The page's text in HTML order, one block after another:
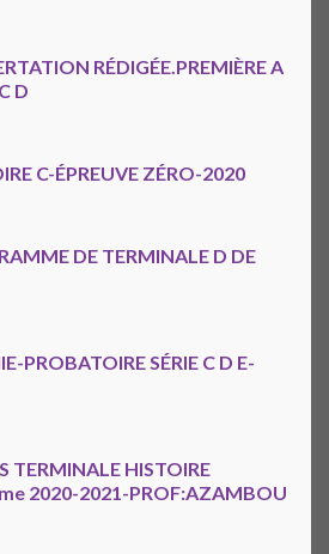
RÉDIGÉE.PREMIÈRE A
D
C-ÉPREUVE ZÉRO-2020
DE TERMINALE D DE
PROBATOIRE SÉRIE C D E-
TERMINALE HISTOIRE
2020-2021-PROF:AZAMBOU